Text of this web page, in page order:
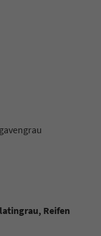
Reifen